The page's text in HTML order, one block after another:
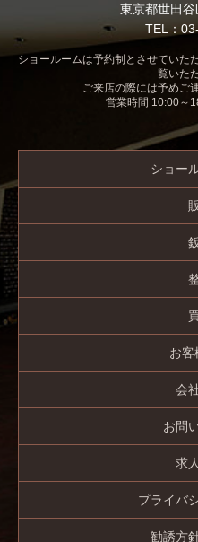
東京都世田
TEL：
ショールームは予約制とさせていた
覧いた
ご来店の際には予めご
営業時間 10:00～
ショー
お客
会
お問
求
プライバ
勧誘方